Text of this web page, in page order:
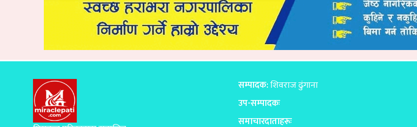
सम्पादक:शिवराज ढुंगाना
उप-सम्पादकः
समाचारदाताहरूः